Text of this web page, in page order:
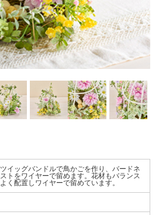
ツイッグバンドルで鳥かごを作り、バードネ
ストをワイヤーで留めます。花材もバランス
よく配置しワイヤーで留めています。